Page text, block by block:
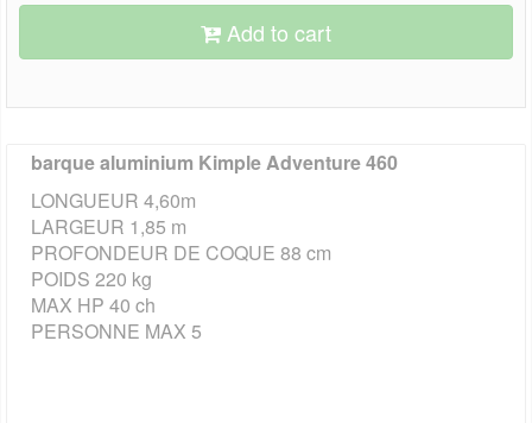
Add to cart
barque aluminium Kimple Adventure 460
LONGUEUR 4,60m
LARGEUR 1,85 m
PROFONDEUR DE COQUE 88 cm
POIDS 220 kg
MAX HP 40 ch
PERSONNE MAX 5